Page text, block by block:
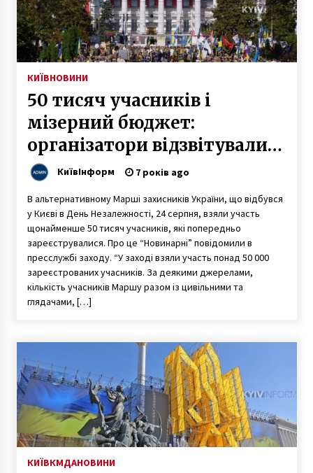
КИЇВНОВИНИ
50 тисяч учасників і
мізерний бюджет:
організатори відзвітували
про “Марш захисників
КиївІнформ 7 років ago
В альтернативному Марші захисників України, що відбувся
у Києві в День Незалежності, 24 серпня, взяли участь
щонайменше 50 тисяч учасників, які попередньо
зареєструвалися. Про це “Новинарні” повідомили в
пресслужбі заходу. “У заході взяли участь понад 50 000
зареєстрованих учасників. За деякими джерелами,
кількість учасників Маршу разом із цивільними та
глядачами, […]
КИЇВКМДАНОВИНИ